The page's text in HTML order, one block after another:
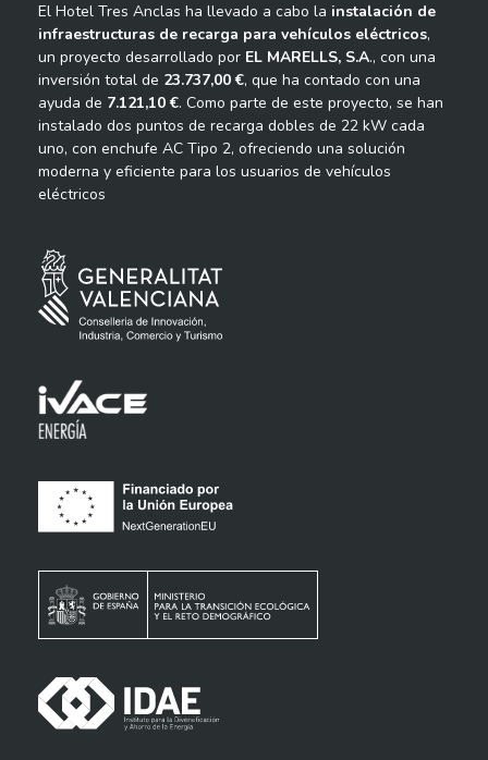
El Hotel Tres Anclas ha llevado a cabo la instalación de
infraestructuras de recarga para vehículos eléctricos,
un proyecto desarrollado por EL MARELLS, S.A., con una
inversión total de 23.737,00 €, que ha contado con una
ayuda de 7.121,10 €. Como parte de este proyecto, se han
instalado dos puntos de recarga dobles de 22 kW cada
uno, con enchufe AC Tipo 2, ofreciendo una solución
moderna y eficiente para los usuarios de vehículos
eléctricos